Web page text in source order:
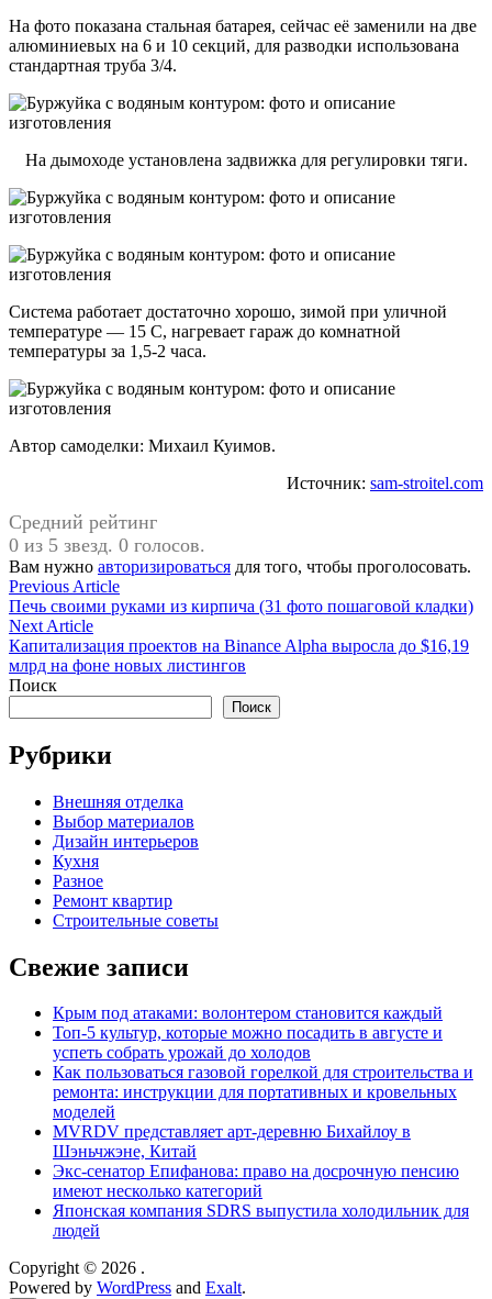
На фото показана стальная батарея, сейчас её заменили на две
алюминиевых на 6 и 10 секций, для разводки использована
стандартная труба 3/4.
На дымоходе установлена задвижка для регулировки тяги.
Система работает достаточно хорошо, зимой при уличной
температуре — 15 С, нагревает гараж до комнатной
температуры за 1,5-2 часа.
Автор самоделки: Михаил Куимов.
Источник: sam-stroitel.com
Средний рейтинг
0 из 5 звезд. 0 голосов.
Вам нужно авторизироваться для того, чтобы проголосовать.
Навигация
по
записям
Previous ArticlePrevious
article:
Печь своими руками из кирпича (31 фото пошаговой кладки)
Next ArticleNext
article:
Капитализация проектов на Binance Alpha выросла до $16,19
млрд на фоне новых листингов
Поиск
Поиск
Рубрики
Внешняя отделка
Выбор материалов
Дизайн интерьеров
Кухня
Разное
Ремонт квартир
Строительные советы
Свежие записи
Крым под атаками: волонтером становится каждый
Топ-5 культур, которые можно посадить в августе и
успеть собрать урожай до холодов
Как пользоваться газовой горелкой для строительства и
ремонта: инструкции для портативных и кровельных
моделей
MVRDV представляет арт-деревню Бихайлоу в
Шэньчжэне, Китай
Экс-сенатор Епифанова: право на досрочную пенсию
имеют несколько категорий
Японская компания SDRS выпустила холодильник для
людей
Copyright © 2026 .
Powered by WordPress and Exalt.